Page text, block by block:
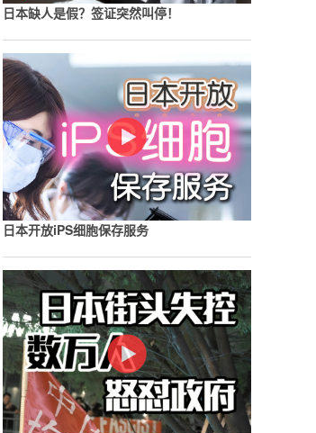
日本缺人是假？签证突然叫停！
日本开放iPS细胞保存服务